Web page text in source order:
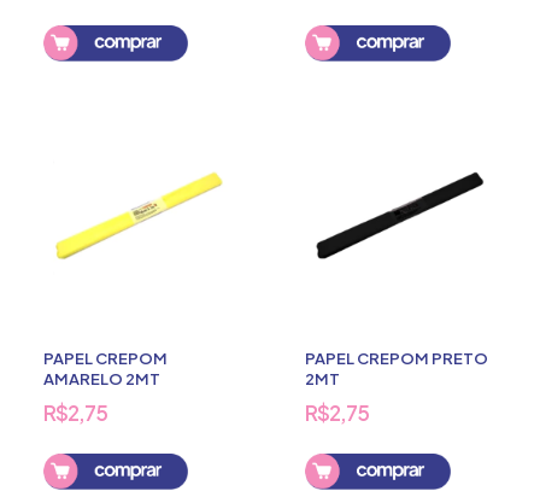
PAPEL CREPOM
AMARELO 2MT
R$2,75
PAPEL CREPOM PRETO
2MT
R$2,75